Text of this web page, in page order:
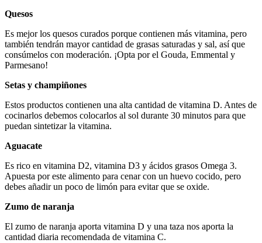
Quesos
Es mejor los quesos curados porque contienen más vitamina, pero
también tendrán mayor cantidad de grasas saturadas y sal, así que
consúmelos con moderación. ¡Opta por el Gouda, Emmental y
Parmesano!
Setas y champiñones
Estos productos contienen una alta cantidad de vitamina D. Antes de
cocinarlos debemos colocarlos al sol durante 30 minutos para que
puedan sintetizar la vitamina.
Aguacate
Es rico en vitamina D2, vitamina D3 y ácidos grasos Omega 3.
Apuesta por este alimento para cenar con un huevo cocido, pero
debes añadir un poco de limón para evitar que se oxide.
Zumo de naranja
El zumo de naranja aporta vitamina D y una taza nos aporta la
cantidad diaria recomendada de vitamina C.